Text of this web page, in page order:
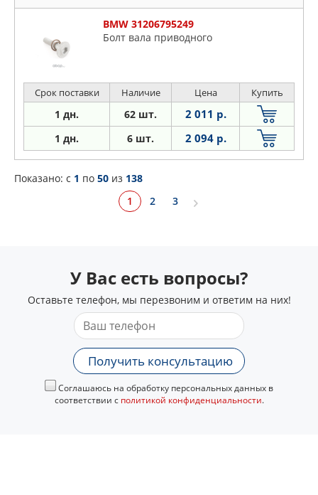
BMW 31206795249
Болт вала приводного
Срок поставки Наличие Цена Купить
1 дн. 62 шт. 2 011 р.
1 дн. 6 шт. 2 094 р.
Показано: c 1 по 50 из 138
1
2 3
У Вас есть вопросы?
Оставьте телефон, мы перезвоним и ответим на них!
Получить консультацию
Соглашаюсь на обработку персональных данных в
соответствии с политикой конфиденциальности.